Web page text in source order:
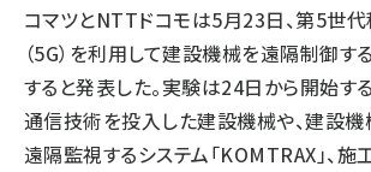
コマツとNTTドコモは5月23日、第5世
（5G）を利用して建設機械を遠隔制御
すると発表した。実験は24日から開始す
通信技術を投入した建設機械や、建設
遠隔監視するシステム「KOMTRAX」、